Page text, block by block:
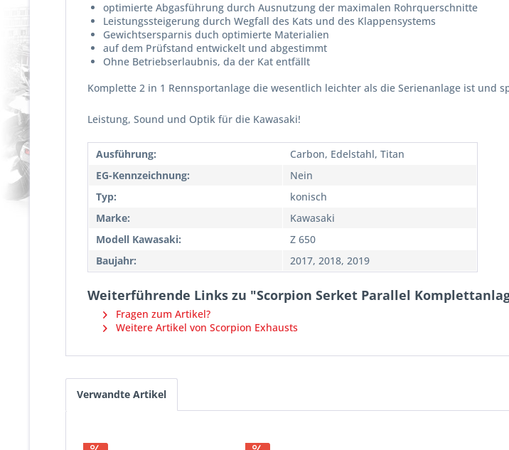
optimierte Abgasführung durch Ausnutzung der maximalen Rohrquerschnitte
Leistungssteigerung durch Wegfall des Kats und des Klappensystems
Gewichtsersparnis duch optimierte Materialien
auf dem Prüfstand entwickelt und abgestimmt
Ohne Betriebserlaubnis, da der Kat entfällt
Komplette 2 in 1 Rennsportanlage die wesentlich leichter als die Serienanlage ist und
Leistung, Sound und Optik für die Kawasaki!
Ausführung:
Carbon, Edelstahl, Titan
EG-Kennzeichnung:
Nein
Typ:
konisch
Marke:
Kawasaki
Modell Kawasaki:
Z 650
Baujahr:
2017, 2018, 2019
Weiterführende Links zu "Scorpion Serket Parallel
Fragen zum Artikel?
Weitere Artikel von Scorpion Exhausts
Verwandte Artikel